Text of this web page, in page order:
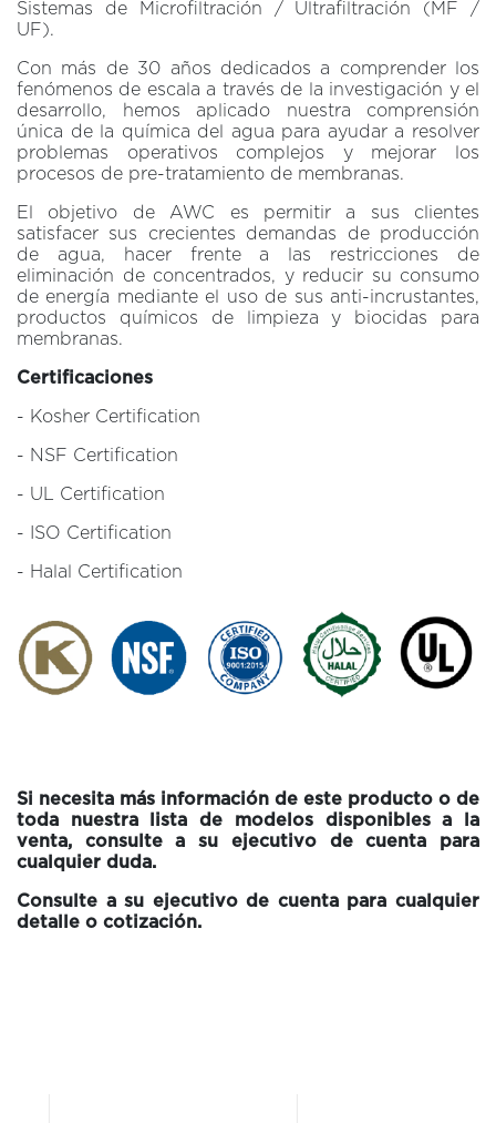
Sistemas de Microfiltración / Ultrafiltración (MF /
UF).
Con más de 30 años dedicados a comprender los
fenómenos de escala a través de la investigación y el
desarrollo, hemos aplicado nuestra comprensión
única de la química del agua para ayudar a resolver
problemas operativos complejos y mejorar los
procesos de pre-tratamiento de membranas.
El objetivo de AWC es permitir a sus clientes
satisfacer sus crecientes demandas de producción
de agua, hacer frente a las restricciones de
eliminación de concentrados, y reducir su consumo
de energía mediante el uso de sus anti-incrustantes,
productos químicos de limpieza y biocidas para
membranas.
Certificaciones
- Kosher Certification
- NSF Certification
- UL Certification
- ISO Certification
- Halal Certification
Si necesita más información de este producto o de
toda nuestra lista de modelos disponibles a la
venta, consulte a su ejecutivo de cuenta para
cualquier duda.
Consulte a su ejecutivo de cuenta para cualquier
detalle o cotización.